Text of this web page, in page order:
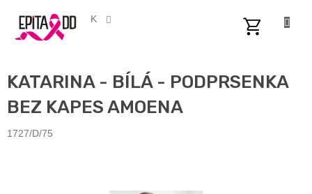
obsah
CZK
KATARINA - BÍLÁ - PODPRSENKA
BEZ KAPES AMOENA
1727/D/75